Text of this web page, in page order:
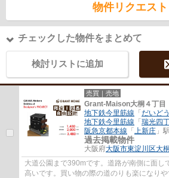
物件リクエスト
チェックした物件をまとめて
検討リストに追加
売買｜売地
Grant-Maison大桐４丁
地下鉄今里筋線 「 だいど
地下鉄今里筋線 「 瑞光四
阪急京都本線 「 上新庄 」
過去掲載物件
大阪府大阪市東淀川区大桐
大道公園まで390mです。道路が南側に面し
高いです。買い物の際の道のりも楽になり